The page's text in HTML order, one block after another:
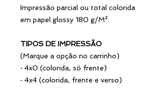
Impressão parcial ou total colorida
em papel glossy 180 g/M².
TIPOS DE IMPRESSÃO
(Marque a opção no carrinho)
· 4x0 (colorida, só frente)
· 4x4 (colorida, frente e verso)